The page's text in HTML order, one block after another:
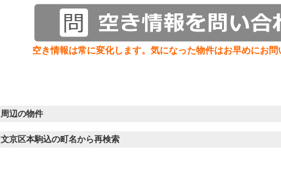
空き情報は常に変化します。気になった物件はお早めにお問
周辺の物件
文京区本駒込の町名から再検索